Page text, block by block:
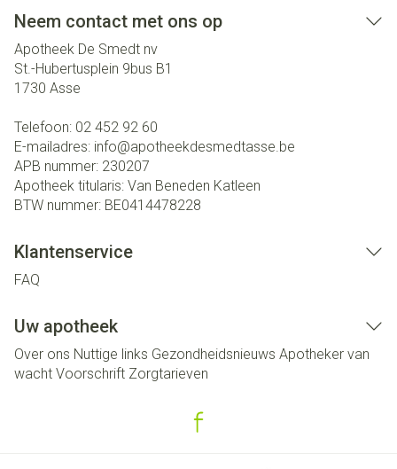
Neem contact met ons op
Apotheek De Smedt nv
St.-Hubertusplein 9bus B1
1730 Asse
Telefoon: 02 452 92 60
E-mailadres: info@apotheekdesmedtasse.be
APB nummer: 230207
Apotheek titularis: Van Beneden Katleen
BTW nummer: BE0414478228
Klantenservice
FAQ
Uw apotheek
Over ons Nuttige links Gezondheidsnieuws Apotheker van
wacht Voorschrift Zorgtarieven